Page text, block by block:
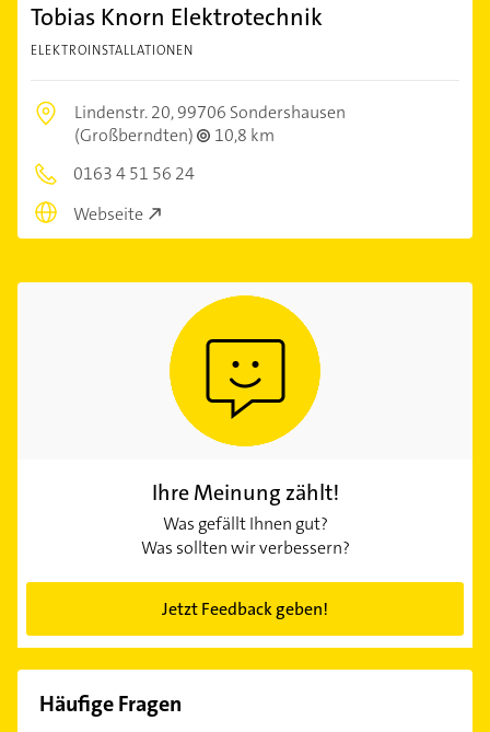
Tobias Knorn Elektrotechnik
ELEKTROINSTALLATIONEN
Lindenstr. 20,99706 Sondershausen
(Großberndten)
10,8 km
0163 4 51 56 24
Webseite
Ihre Meinung zählt!
Was gefällt Ihnen gut?
Was sollten wir verbessern?
Jetzt Feedback geben!
Häufige Fragen